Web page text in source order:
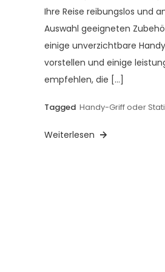
Ihre Reise reibungslos und
Auswahl geeigneten
einige unverzichtbare
vorstellen und einige
empfehlen, die […]
Tagged Handy-Griff oder
Weiterlesen